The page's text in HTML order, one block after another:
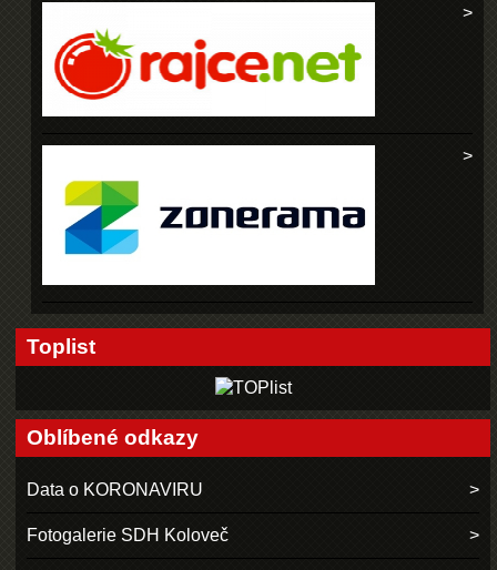
Toplist
Oblíbené odkazy
Data o KORONAVIRU
Fotogalerie SDH Koloveč